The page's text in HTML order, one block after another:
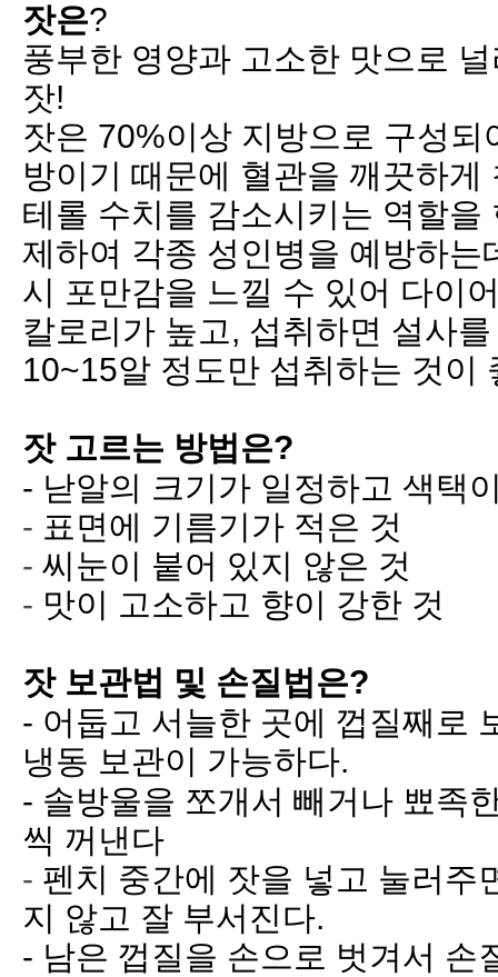
잣은?
풍부한 영양과 고소한 맛으로
잣!
잣은 70%이상 지방으로 구성되
방이기 때문에 혈관을 깨끗하게
테롤 수치를 감소시키는 역할을
제하여 각종 성인병을 예방하는
시 포만감을 느낄 수 있어 다이
칼로리가 높고, 섭취하면 설사
10~15알 정도만 섭취 하는 것이
잣 고르는 방법은?
- 낟알의 크기가 일정하고 색택
- 표면에 기름기가 적은 것
- 씨눈이 붙어 있지 않은 것
- 맛이 고소하고 향이 강한 것
잣 보관법 및 손질법은?
- 어둡고 서늘한 곳에 껍질째로
냉동 보관이 가능하다.
- 솔방울을 쪼개서 빼거나 뾰족
씩 꺼낸다
- 펜치 중간에 잣을 넣고 눌러주
지 않고 잘 부서진다.
- 남은 껍질을 손으로 벗겨서 손